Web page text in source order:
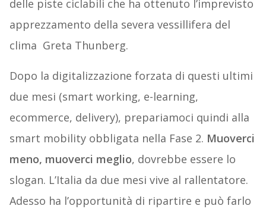
delle piste ciclabili che ha ottenuto l’imprevisto
apprezzamento della severa vessillifera del
clima Greta Thunberg.
Dopo la digitalizzazione forzata di questi ultimi
due mesi (smart working, e-learning,
ecommerce, delivery), prepariamoci quindi alla
smart mobility obbligata nella Fase 2. Muoverci
meno, muoverci meglio, dovrebbe essere lo
slogan. L’Italia da due mesi vive al rallentatore.
Adesso ha l’opportunità di ripartire e può farlo